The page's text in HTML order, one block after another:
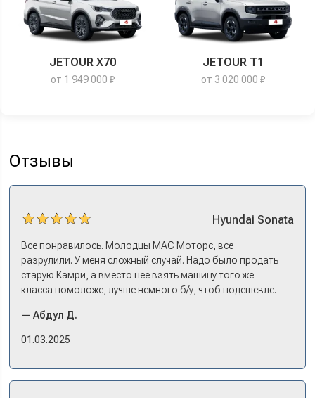
JETOUR X70
от 1 949 000 ₽
JETOUR T1
от 3 020 000 ₽
Отзывы
Hyundai Sonata
Все понравилось. Молодцы МАС Моторс, все
разрулили. У меня сложный случай. Надо было продать
старую Камри, а вместо нее взять машину того же
класса помоложе, лучше немного б/у, чтоб подешевле.
либо самому всем этим заниматься – а работать когда?
Либо искать салон, где есть нормальный трейд-ин. И
Но тогда еще ищи салон, где машины в наличии, а не
— Абдул Д.
01.03.2025